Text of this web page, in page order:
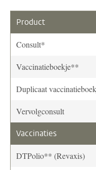
Product
Consult*
Vaccinatieboekje**
Duplicaat
Vervolgconsult
Vaccinaties
DTPolio** (Revaxis)